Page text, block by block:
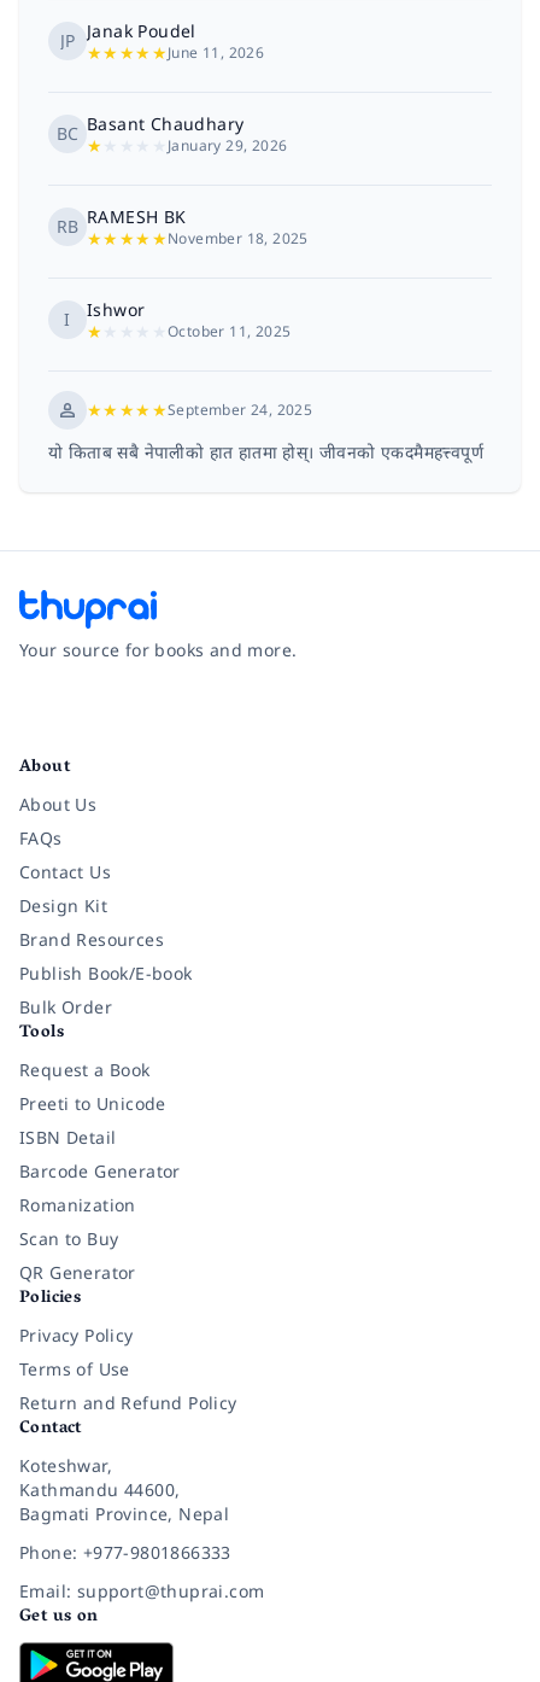
JP Janak Poudel
★★★★★June 11, 2026
BC Basant Chaudhary
★
January 29, 2026
RB RAMESH BK
★★★★★November 18, 2025
I
Ishwor
★
★October 11, 2025
★★★★★September 24, 2025
यो किताब सबै नेपालीको हात हातमा होस्। जीवनको एकदमैमहत्त्वपूर्ण
JL
MK Madan Kc
★★★★ ★July 5, 2025
Your source for books and more.
About
About Us
FAQs
Contact Us
Design Kit
Brand Resources
Publish Book/E-book
Bulk Order
Tools
Request a Book
Preeti to Unicode
ISBN Detail
Barcode Generator
Romanization
Scan to Buy
QR Generator
Policies
Privacy Policy
Terms of Use
Return and Refund Policy
Contact
Koteshwar,
Kathmandu 44600,
Bagmati Province, Nepal
Phone: +977-9801866333
Email: support@thuprai.com
Get us on